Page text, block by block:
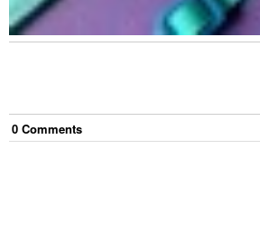
0 Comments